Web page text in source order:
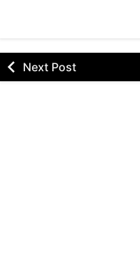
Next Post